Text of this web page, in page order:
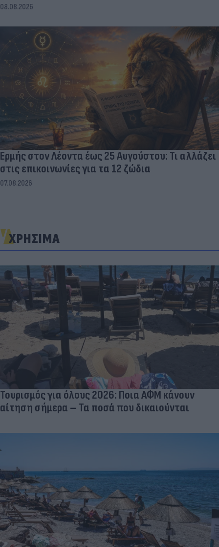
08.08.2026
Ερμής στον Λέοντα έως 25 Αυγούστου: Τι αλλάζει
στις επικοινωνίες για τα 12 ζώδια
07.08.2026
ΧΡΗΣΙΜΑ
Τουρισμός για όλους 2026: Ποια ΑΦΜ κάνουν
αίτηση σήμερα – Τα ποσά που δικαιούνται